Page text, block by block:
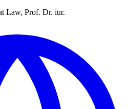
Law, Prof. Dr. iur.